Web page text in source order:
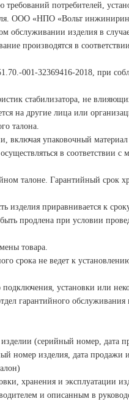
требований потребителей,
ООО «НПО «Вольт
обслуживании изделия в
производятся в
001-32369416-2018, при
стабилизатора, не
на другие лица или
талона.
включая упаковочный
в
талоне. Гарантийный срок
изделия приравнивается к
продлена при условии
товара.
срока не ведет к
подключения, установки или
гарантийного
(серийный номер, дата
номер изделия, дата продажи
хранения и эксплуатации
и описанным в